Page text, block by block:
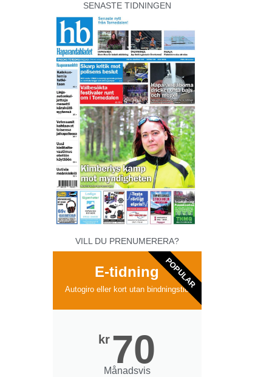
SENASTE TIDNINGEN
VILL DU PRENUMERERA?
E-tidning
Autogiro eller kort utan bindningstid
kr 70
Månadsvis
POPULAR